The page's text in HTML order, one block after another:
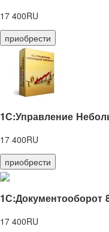
17 400RU
приобрести
1С:Управление
17 400RU
приобрести
17 400RU